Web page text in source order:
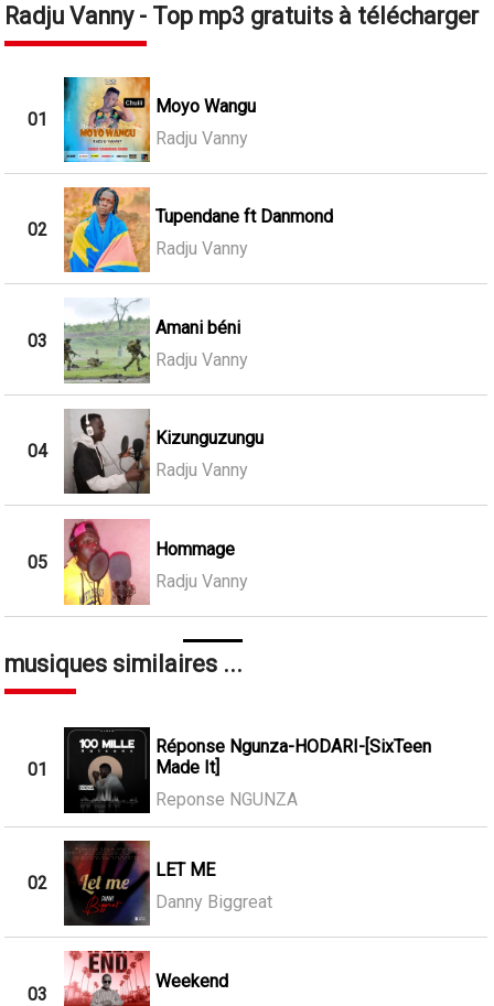
Radju Vanny - Top mp3 gratuits à télécharger
01
Moyo Wangu
Radju Vanny
02
Tupendane ft Danmond
Radju Vanny
03
Amani béni
Radju Vanny
04
Kizunguzungu
Radju Vanny
05
Hommage
Radju Vanny
musiques similaires ...
01
Réponse Ngunza-HODARI-[SixTeen
Made It]
Reponse NGUNZA
02
LET ME
Danny Biggreat
03
Weekend